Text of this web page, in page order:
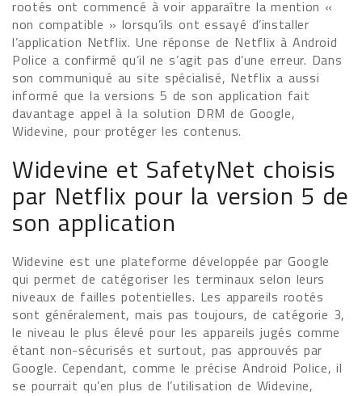
rootés ont commencé à voir apparaître la mention «
non compatible » lorsqu’ils ont essayé d’installer
l’application Netflix. Une réponse de Netflix à Android
Police a confirmé qu’il ne s’agit pas d’une erreur. Dans
son communiqué au site spécialisé, Netflix a aussi
informé que la versions 5 de son application fait
davantage appel à la solution DRM de Google,
Widevine, pour protéger les contenus.
Widevine et SafetyNet choisis
par Netflix pour la version 5 de
son application
Widevine est une plateforme développée par Google
qui permet de catégoriser les terminaux selon leurs
niveaux de failles potentielles. Les appareils rootés
sont généralement, mais pas toujours, de catégorie 3,
le niveau le plus élevé pour les appareils jugés comme
étant non-sécurisés et surtout, pas approuvés par
Google. Cependant, comme le précise Android Police, il
se pourrait qu’en plus de l’utilisation de Widevine,